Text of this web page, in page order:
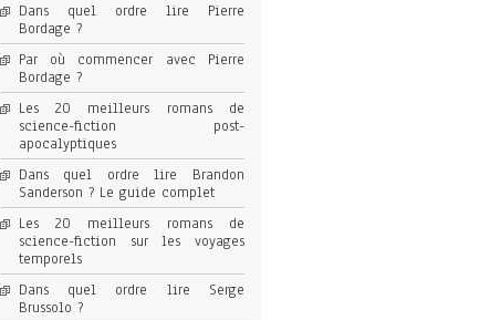
Dans quel ordre lire Pierre
Bordage ?
Par où commencer avec Pierre
Bordage ?
Les 20 meilleurs romans de
science-fiction post-
apocalyptiques
Dans quel ordre lire Brandon
Sanderson ? Le guide complet
Les 20 meilleurs romans de
science-fiction sur les voyages
temporels
Dans quel ordre lire Serge
Brussolo ?